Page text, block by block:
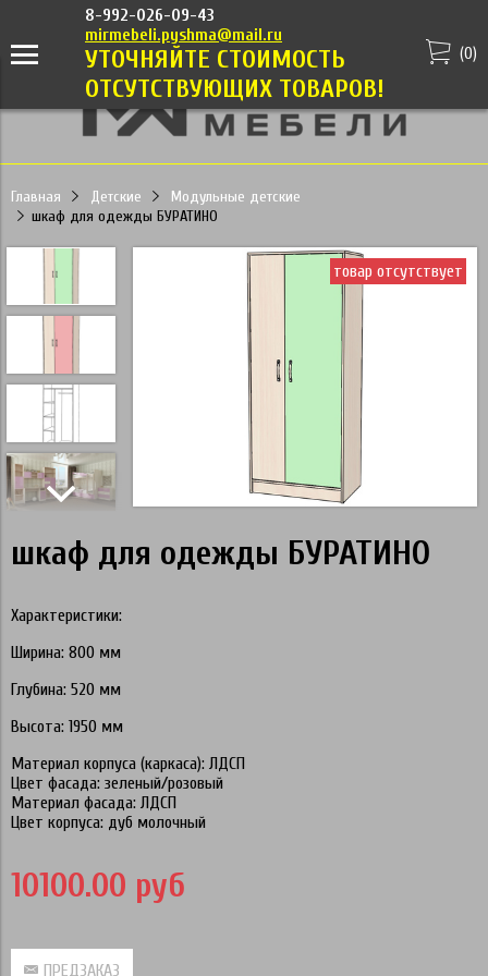
8-992-026-09-43
mirmebeli.pyshma@mail.ru
УТОЧНЯЙТЕ СТОИМОСТЬ
ОТСУТСТВУЮЩИХ ТОВАРОВ!
(0)
Главная Детские
Модульные детские
шкаф для одежды БУРАТИНО
товар отсутствует
шкаф для одежды БУРАТИНО
Характеристики:
Ширина: 800 мм
Глубина: 520 мм
Высота: 1950 мм
Материал корпуса (каркаса): ЛДСП
Цвет фасада: зеленый/розовый
Материал фасада: ЛДСП
Цвет корпуса: дуб молочный
10100.00 руб
ПРЕДЗАКАЗ